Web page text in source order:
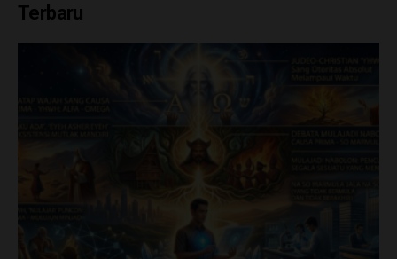
Terbaru